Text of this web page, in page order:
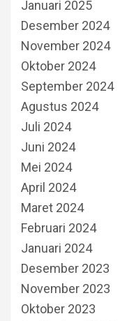
Januari 2025
Desember 2024
November 2024
Oktober 2024
September 2024
Agustus 2024
Juli 2024
Juni 2024
Mei 2024
April 2024
Maret 2024
Februari 2024
Januari 2024
Desember 2023
November 2023
Oktober 2023